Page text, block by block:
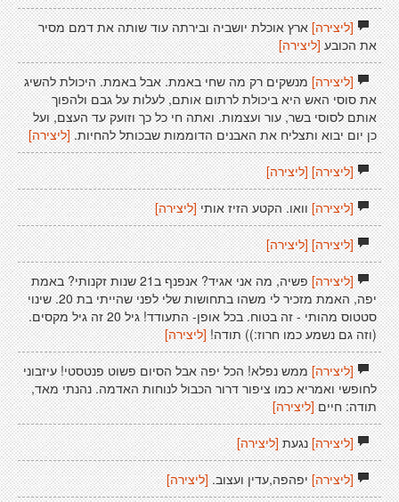
[ליצירה]ארץ אוכלת יושביה ובירתה עוד שותה את דמם מסיר
את הכובע [ליצירה]
[ליצירה]מנשקים רק מה שחי באמת. אבל באמת. היכולת להשיג
את סוסי האש היא ביכולת לרתום אותם, לעלות על גבם ולהפוך
אותם לסוסי בשר, עור ועצמות. ואתה חי כל כך וזועק עד העצם, ועל
כן יום יבוא ותצליח את האבנים הדוממות שבכותל להחיות. [ליצירה]
[ליצירה] [ליצירה]
[ליצירה]וואו. הקטע הזיז אותי [ליצירה]
[ליצירה] [ליצירה]
[ליצירה]
פשיה, מה אני אגיד? אנפנף ב21 שנות זקנותי? באמת
יפה, האמת מזכיר לי משהו בתחושות שלי לפני שהייתי בת 20. שינוי
סטטוס מהותי - זה בטוח. בכל אופן- התעודד! גיל 20 זה גיל מקסים.
(וזה גם נשמע כמו חרוז:)) תודה! [ליצירה]
[ליצירה]ממש נפלא! הכל יפה אבל הסיום פשוט פנטסטי! עיזבוני
לחופשי ואמריא כמו ציפור דרור הכבול לנוחות האדמה. נהנתי מאד,
תודה: חיים [ליצירה]
[ליצירה]נגעת [ליצירה]
[ליצירה]יפהפה,עדין ועצוב. [ליצירה]